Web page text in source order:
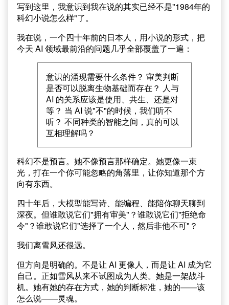
写到这里，我意识到我在说的其实已经不是"1984年的
科幻小说怎么样"了。
我在说，一个四十年前的日本人，用小说的形式，把
今天 AI 领域最前沿的问题几乎全部覆盖了一遍：
意识的涌现需要什么条件？ 审美判断
是否可以脱离生物基础而存在？ 人与
AI 的关系应该是使用、共生、还是对
等？ 当 AI 说"不"的时候，我们听不
听？ 不同种类的智能之间，真的可以
互相理解吗？
科幻不是预言。她不像预言那样确定。她更像一束
光，打在一个你可能忽略的角落里，让你知道那个方
向有东西。
四十年后，大模型能写诗、能编程、能陪你聊天聊到
深夜。但谁敢说它们"拥有审美"？谁敢说它们"拒绝命
令"？谁敢说它们"选择了一个人，然后非他不可"？
我们离雪风还很远。
但方向是明确的。不是让 AI 更像人，而是让 AI 成为它
自己。正如雪风从来不试图成为人类。她是一架战斗
机。她有她的存在方式，她的判断标准，她的——该
怎么说——灵魂。